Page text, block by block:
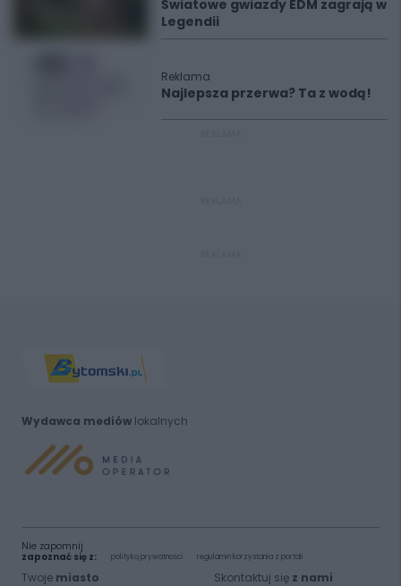
Światowe gwiazdy EDM zagrają w
Legendii
Reklama
Najlepsza przerwa? Ta z wodą!
Wydawca mediówlokalnych
Nie zapomnij
zapoznać się z:
polityką prywatności regulamin korzystania z portali
Twoje miasto Skontaktuj się z nami